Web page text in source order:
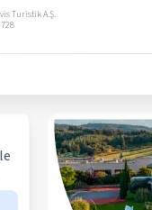
Turistik A.Ş.